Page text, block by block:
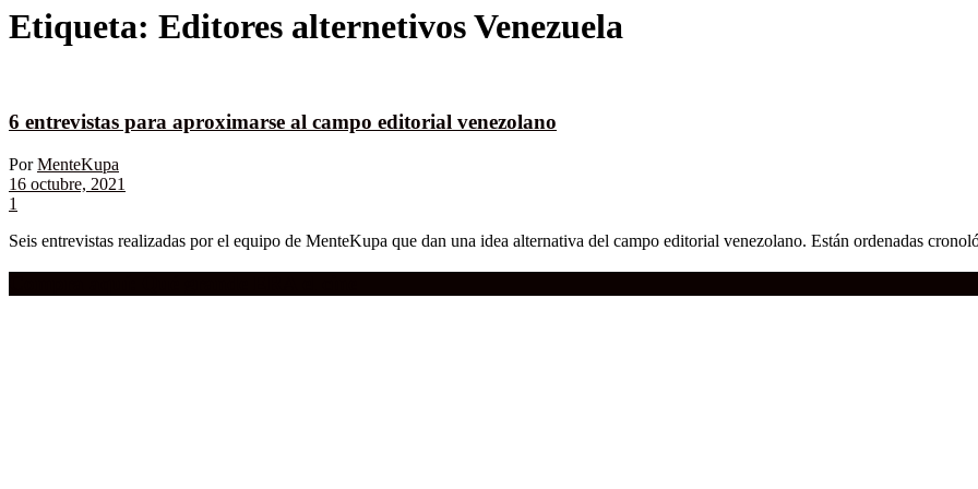
Etiqueta: Editores alternetivos Venezuela
6 entrevistas para aproximarse al campo editorial venezolano
Por MenteKupa
16 octubre, 2021
1
Seis entrevistas realizadas por el equipo de MenteKupa que dan una idea alternativa del campo editorial venezolano. Están ordenadas